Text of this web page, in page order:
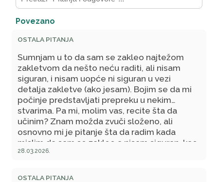
Povezano
OSTALA PITANJA
Sumnjam u to da sam se zakleo najtežom
zakletvom da nešto neću raditi, ali nisam
siguran, i nisam uopće ni siguran u vezi
detalja zakletve (ako jesam). Bojim se da mi
počinje predstavljati prepreku u nekim
stvarima. Pa mi, molim vas, recite šta da
učinim? Znam možda zvuči složeno, ali
osnovno mi je pitanje šta da radim kada
mislim da sam se zakleo a nisam siguran, kao
ni u konkretno šta, iako imam generalnu
znam sam donijeti odluku šta je tu ispravno, a
28.03.2026.
OSTALA PITANJA